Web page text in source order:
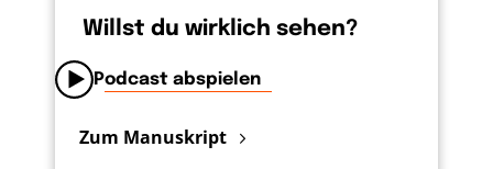
Willst du wirklich sehen?
Podcast abspielen
Zum Manuskript